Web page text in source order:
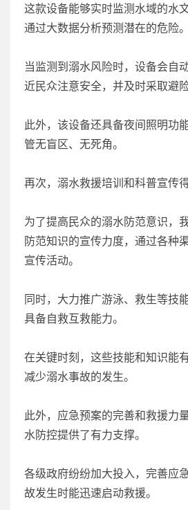
这款设备能够实时监测水域的水
通过大数据分析预测潜在的危险。
当监测到溺水风险时，设备会自
近民众注意安全，并及时采取避险
此外，该设备还具备夜间照明功
管无盲区、无死角。
再次，溺水救援培训和科普宣传
为了提高民众的溺水防范意识，
防范知识的宣传力度，通过各种
宣传活动。
同时，大力推广游泳、救生等技
具备自救互救能力。
在关键时刻，这些技能和知识能
减少溺水事故的发生。
此外，应急预案的完善和救援力
水防控提供了有力支撑。
各级政府纷纷加大投入，完善应
故发生时能迅速启动救援。